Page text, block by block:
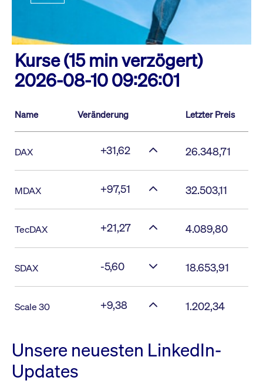
Kurse (15 min verzögert)
2026-08-10 09:26:01
Name Veränderung Letzter Preis
DAX +31,62 26.348,71
MDAX +97,51 32.503,11
TecDAX +21,27 4.089,80
SDAX -5,60 18.653,91
Scale 30 +9,38 1.202,34
Unsere neuesten LinkedIn-
Updates